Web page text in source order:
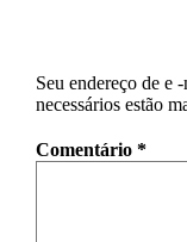
Seu endereço de e
necessários estão
Comentário *